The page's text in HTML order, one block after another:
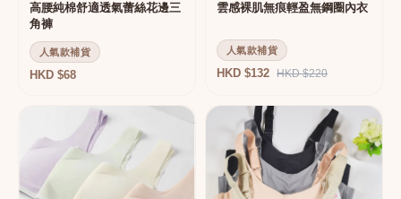
高腰純棉舒適透氣蕾絲花邊三
角褲
人氣款補貨
HKD $68
雲感裸肌無痕輕盈無鋼圈內衣
人氣款補貨
HKD $132 HKD $220